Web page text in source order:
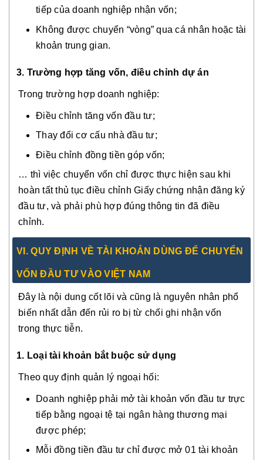
tiếp của doanh nghiệp nhận vốn;
Không được chuyển “vòng” qua cá nhân hoặc tài
khoản trung gian.
3. Trường hợp tăng vốn, điều chỉnh dự án
Trong trường hợp doanh nghiệp:
Điều chỉnh tăng vốn đầu tư;
Thay đổi cơ cấu nhà đầu tư;
Điều chỉnh đồng tiền góp vốn;
… thì việc chuyển vốn chỉ được thực hiện sau khi
hoàn tất thủ tục điều chỉnh Giấy chứng nhận đăng ký
đầu tư, và phải phù hợp đúng thông tin đã điều
chỉnh.
VI. QUY ĐỊNH VỀ TÀI KHOẢN DÙNG ĐỂ CHUYỂN
VỐN ĐẦU TƯ VÀO VIỆT NAM
Đây là nội dung cốt lõi và cũng là nguyên nhân phổ
biến nhất dẫn đến rủi ro bị từ chối ghi nhận vốn
trong thực tiễn.
1. Loại tài khoản bắt buộc sử dụng
Theo quy định quản lý ngoại hối:
Doanh nghiệp phải mở tài khoản vốn đầu tư trực
tiếp bằng ngoại tệ tại ngân hàng thương mại
được phép;
Mỗi đồng tiền đầu tư chỉ được mở 01 tài khoản